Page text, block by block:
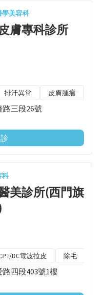
學美容科
膚專科診所
排汗異常 皮膚腫瘤
路三段26號
科
美診所(西門旗
DC電波拉皮 除毛
四段403號1樓